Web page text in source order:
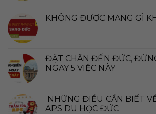
KHÔNG ĐƯỢC MANG GÌ
ĐẶT CHÂN ĐẾN ĐỨC,
NGAY 5 VIỆC NÀY
NHỮNG ĐIỀU CẦN BIẾT
APS DU HỌC ĐỨC